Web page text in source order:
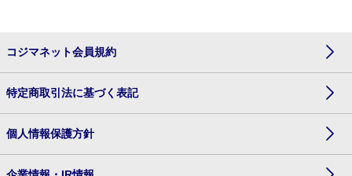
コジマネット会員規約
特定商取引法に基づく表記
個人情報保護方針